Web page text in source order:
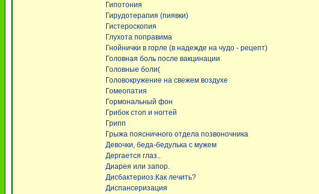
Гипотония
Гирудотерапия (пиявки)
Гистероскопия
Глухота поправима
Гнойнички в горле (в надежде на чудо - рецепт)
Головная боль после вакцинации
Головные боли(
Головокружение на свежем воздухе
Гомеопатия
Гормональный фон
Грибок стоп и ногтей
Грипп
Грыжа поясничного отдела позвоночника
Девочки, беда-бедулька с мужем
Дергается глаз..
Диарея или запор.
Дисбактериоз.Как лечить?
Диспансеризация